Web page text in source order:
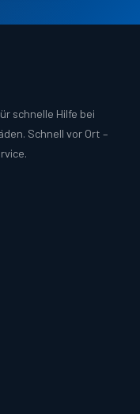
schnelle Hilfe bei
Schnell vor Ort –